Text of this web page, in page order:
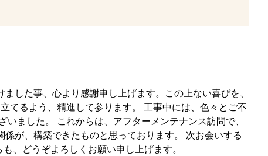
した事、心より感謝申し上げます。この上ない喜びを、
てるよう、精進して参ります。 工事中には、色々とご不
ました。 これからは、アフターメンテナンス訪問で、
が、構築できたものと思っております。 次お会いする
、どうぞよろしくお願い申し上げます。